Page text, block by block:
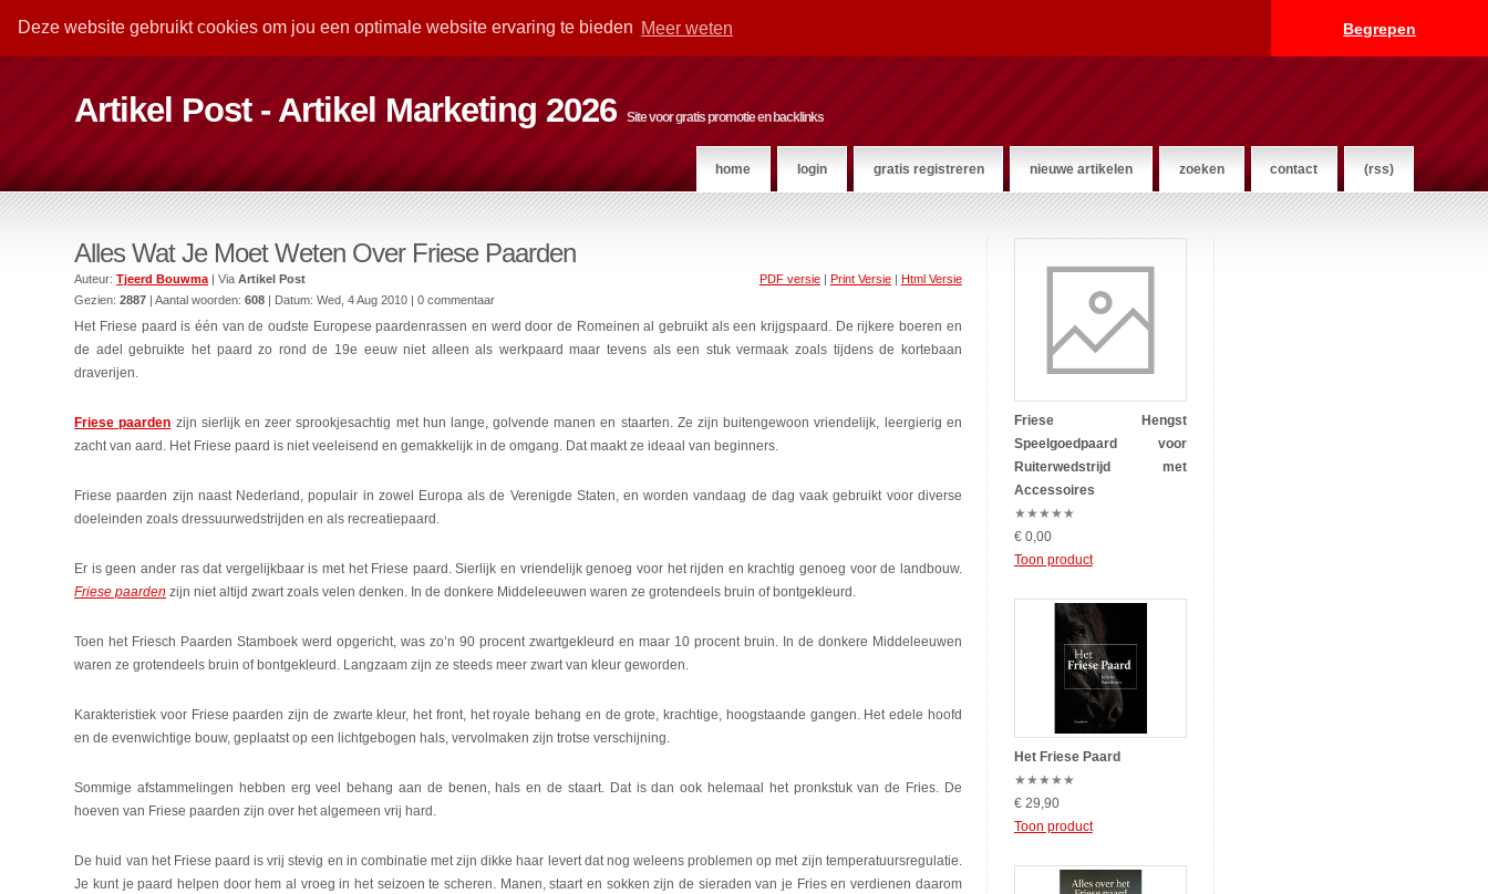
Deze website gebruikt cookies om jou een optimale website ervaring te bieden Meer weten Begrepen
Artikel Post - Artikel Marketing 2026 Site voor gratis promotie en backlinks
home login gratis registreren nieuwe artikelen zoeken contact (rss)
Alles Wat Je Moet Weten Over Friese Paarden
PDF versie| Print Versie| Html Versie
Auteur:Tjeerd Bouwma | ViaArtikel Post
Gezien:2887 | Aantal woorden:608 | Datum:Wed, 4 Aug 2010 | 0 commentaar
Het Friese paard is één van de oudste Europese paardenrassen en werd door de Romeinen al gebruikt als een krijgspaard. De rijkere boeren en
de adel gebruikte het paard zo rond de 19e eeuw niet alleen als werkpaard maar tevens als een stuk vermaak zoals tijdens de kortebaan
draverijen.
Friese paarden zijn sierlijk en zeer sprookjesachtig met hun lange, golvende manen en staarten. Ze zijn buitengewoon vriendelijk, leergierig en
zacht van aard. Het Friese paard is niet veeleisend en gemakkelijk in de omgang. Dat maakt ze ideaal van beginners.
Friese paarden zijn naast Nederland, populair in zowel Europa als de Verenigde Staten, en worden vandaag de dag vaak gebruikt voor diverse
doeleinden zoals dressuurwedstrijden en als recreatiepaard.
Er is geen ander ras dat vergelijkbaar is met het Friese paard. Sierlijk en vriendelijk genoeg voor het rijden en krachtig genoeg voor de landbouw.
Friese paarden zijn niet altijd zwart zoals velen denken. In de donkere Middeleeuwen waren ze grotendeels bruin of bontgekleurd.
Toen het Friesch Paarden Stamboek werd opgericht, was zo’n 90 procent zwartgekleurd en maar 10 procent bruin. In de donkere Middeleeuwen
waren ze grotendeels bruin of bontgekleurd. Langzaam zijn ze steeds meer zwart van kleur geworden.
Karakteristiek voor Friese paarden zijn de zwarte kleur, het front, het royale behang en de grote, krachtige, hoogstaande gangen. Het edele hoofd
en de evenwichtige bouw, geplaatst op een lichtgebogen hals, vervolmaken zijn trotse verschijning.
Sommige afstammelingen hebben erg veel behang aan de benen, hals en de staart. Dat is dan ook helemaal het pronkstuk van de Fries. De
hoeven van Friese paarden zijn over het algemeen vrij hard.
De huid van het Friese paard is vrij stevig en in combinatie met zijn dikke haar levert dat nog weleens problemen op met zijn temperatuursregulatie.
Je kunt je paard helpen door hem al vroeg in het seizoen te scheren. Manen, staart en sokken zijn de sieraden van je Fries en verdienen daarom
Friese Hengst
Speelgoedpaard voor
Ruiterwedstrijd met
Accessoires
★★★★★
€ 0,00
Toon product
Het Friese Paard
★★★★★
€ 29,90
Toon product